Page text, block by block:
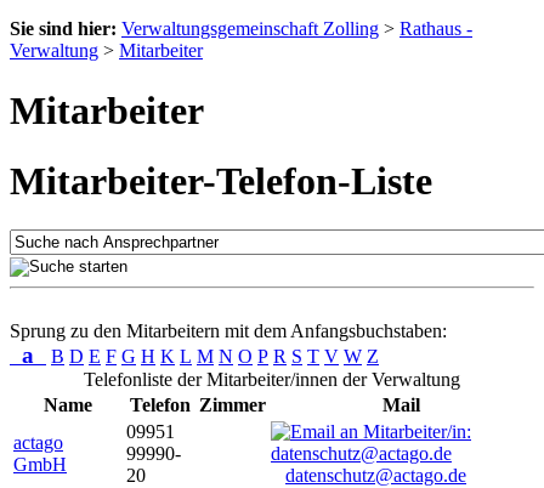
Sie sind hier: Verwaltungsgemeinschaft Zolling > Rathaus -
Verwaltung > Mitarbeiter
Mitarbeiter
Mitarbeiter-Telefon-Liste
Sprung zu den Mitarbeitern mit dem Anfangsbuchstaben:
a B D E F G H K L M N O P R S T V W Z
Telefonliste der Mitarbeiter/innen der Verwaltung
Name
Telefon Zimmer
Mail
actago
GmbH
09951
99990-
20
datenschutz@actago.de